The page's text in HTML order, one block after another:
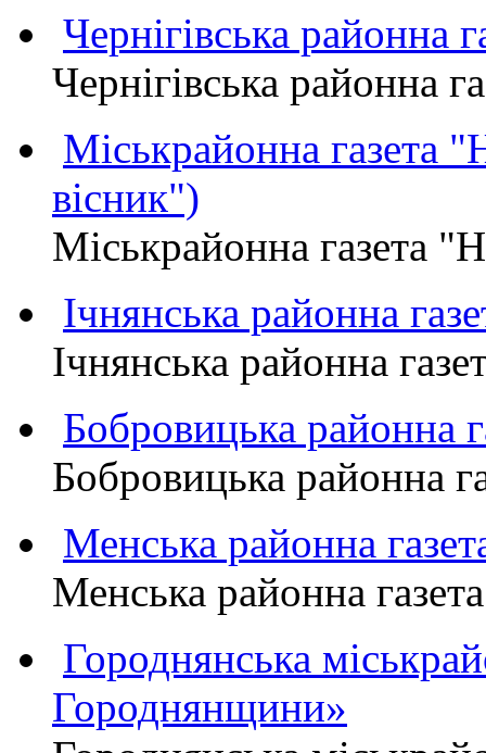
Чернігівська
Чернігівська
Міськрайонна
вісник")
Міськрайонна газета
Ічнянська районна
Ічнянська районна
Бобровицька
Бобровицька
Менська районна
Менська районна
Городнянська
Городнянщини»